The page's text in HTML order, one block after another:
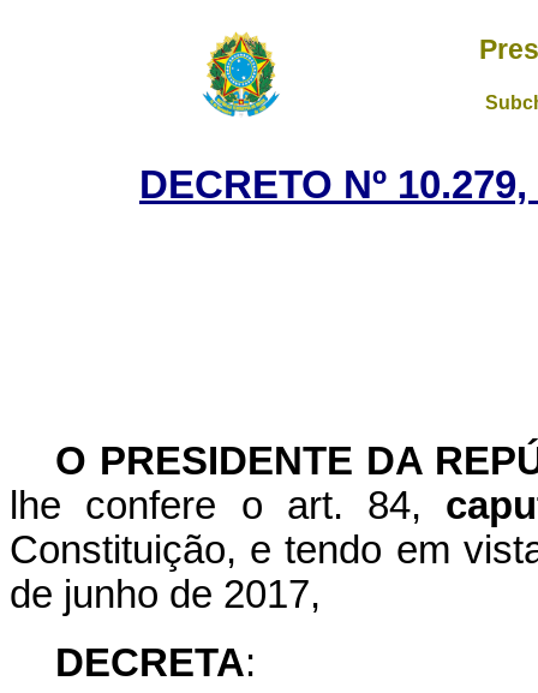
DECRETO Nº
O PRESIDENTE DA
lhe confere o art. 84,
Constituição, e tendo em
de junho de 2017,
DECRETA: